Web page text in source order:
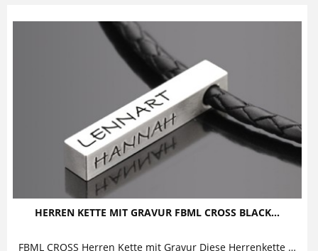
HERREN KETTE MIT GRAVUR FBML CROSS BLACK...
FBML CROSS Herren Kette mit Gravur Diese Herrenkette mit Gravur aus 925 Sterling Silber und hochwertigem Leder ist ein lässiger und...